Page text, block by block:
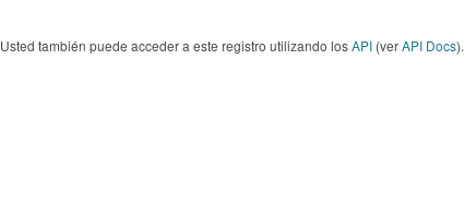
Usted también puede acceder a este registro utilizando losAPI (verAPI Docs).